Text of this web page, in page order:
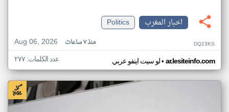
اخبار المغرب
Politics
Aug 06, 2026
منذ ٧ ساعات DQ23KS
لو سيت اينفو عربي• ar.lesiteinfo.com عدد الكلمات: ٢٧٧